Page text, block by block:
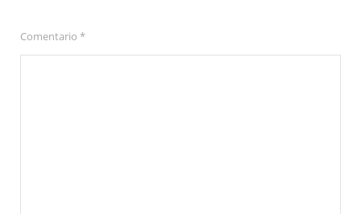
Comentario *